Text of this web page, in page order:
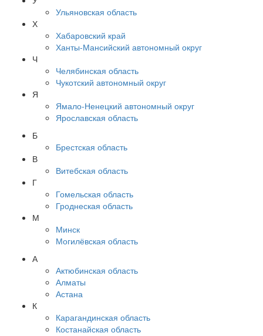
Ульяновская область
Х
Хабаровский край
Ханты-Мансийский автономный округ
Ч
Челябинская область
Чукотский автономный округ
Я
Ямало-Ненецкий автономный округ
Ярославская область
Б
Брестская область
В
Витебская область
Г
Гомельская область
Гроднеская область
М
Минск
Могилёвская область
А
Актюбинская область
Алматы
Астана
К
Карагандинская область
Костанайская область